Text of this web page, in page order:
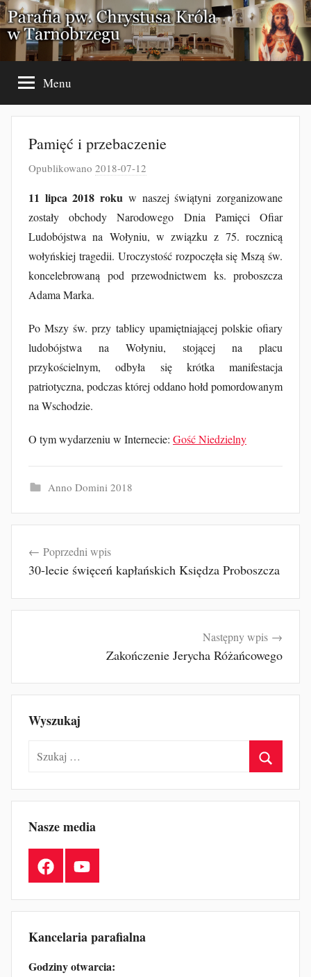
Przejdź
do
treści
Menu
Pamięć i przebaczenie
Opublikowano 2018-07-12
z
e
z
J
a
b
F
r
k
11 lipca 2018 roku w naszej świątyni zorganizowane
zostały obchody Narodowego Dnia Pamięci Ofiar
Ludobójstwa na Wołyniu, w związku z 75. rocznicą
wołyńskiej tragedii. Uroczystość rozpoczęła się Mszą św.
koncelebrowaną pod przewodnictwem ks. proboszcza
Adama Marka.
Po Mszy św. przy tablicy upamiętniającej polskie ofiary
ludobójstwa na Wołyniu, stojącej na placu
przykościelnym, odbyła się krótka manifestacja
patriotyczna, podczas której oddano hołd pomordowanym
na Wschodzie.
O tym wydarzeniu w Internecie: Gość Niedzielny
Anno Domini 2018
wpisuPoprzedni wpis
30-lecie święceń kapłańskich Księdza Proboszcza
Następny wpis
Zakończenie Jerycha Różańcowego
Wyszukaj
Szukaj:
Nasze media
FacebookYouTube
Kancelaria parafialna
Godziny otwarcia: